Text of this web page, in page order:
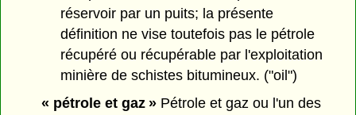
réservoir par un puits; la présente
définition ne vise toutefois pas le pétrole
récupéré ou récupérable par l'exploitation
minière de schistes bitumineux. ("oil")
« pétrole et gaz »Pétrole et gaz ou l'un des